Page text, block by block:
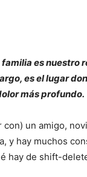
familia es nuestro
es el lugar
más profundo.
con) un amigo,
y hay muchos
hay de shift-